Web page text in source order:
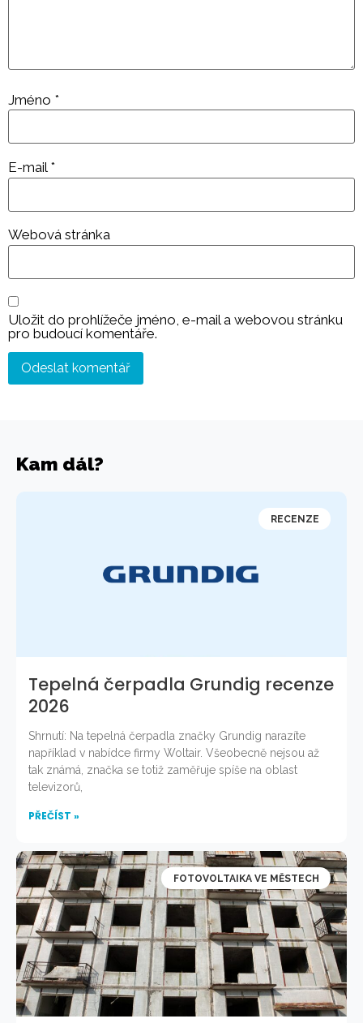
Jméno *
E-mail *
Webová stránka
Uložit do prohlížeče jméno, e-mail a webovou stránku
pro budoucí komentáře.
Kam dál?
RECENZE
Tepelná čerpadla Grundig recenze
2026
Shrnutí: Na tepelná čerpadla značky Grundig narazíte
například v nabídce firmy Woltair. Všeobecně nejsou až
tak známá, značka se totiž zaměřuje spíše na oblast
televizorů,
PŘEČÍST »
FOTOVOLTAIKA VE MĚSTECH